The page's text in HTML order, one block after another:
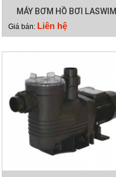
MÁY BƠM HỒ BƠI LASWIM
WL-KP756
Giá bán: Liên hệ